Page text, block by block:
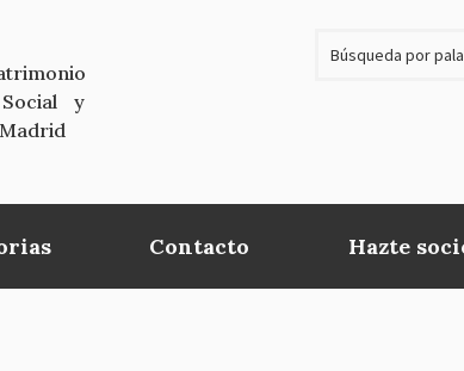
Social y
Contacto Hazte